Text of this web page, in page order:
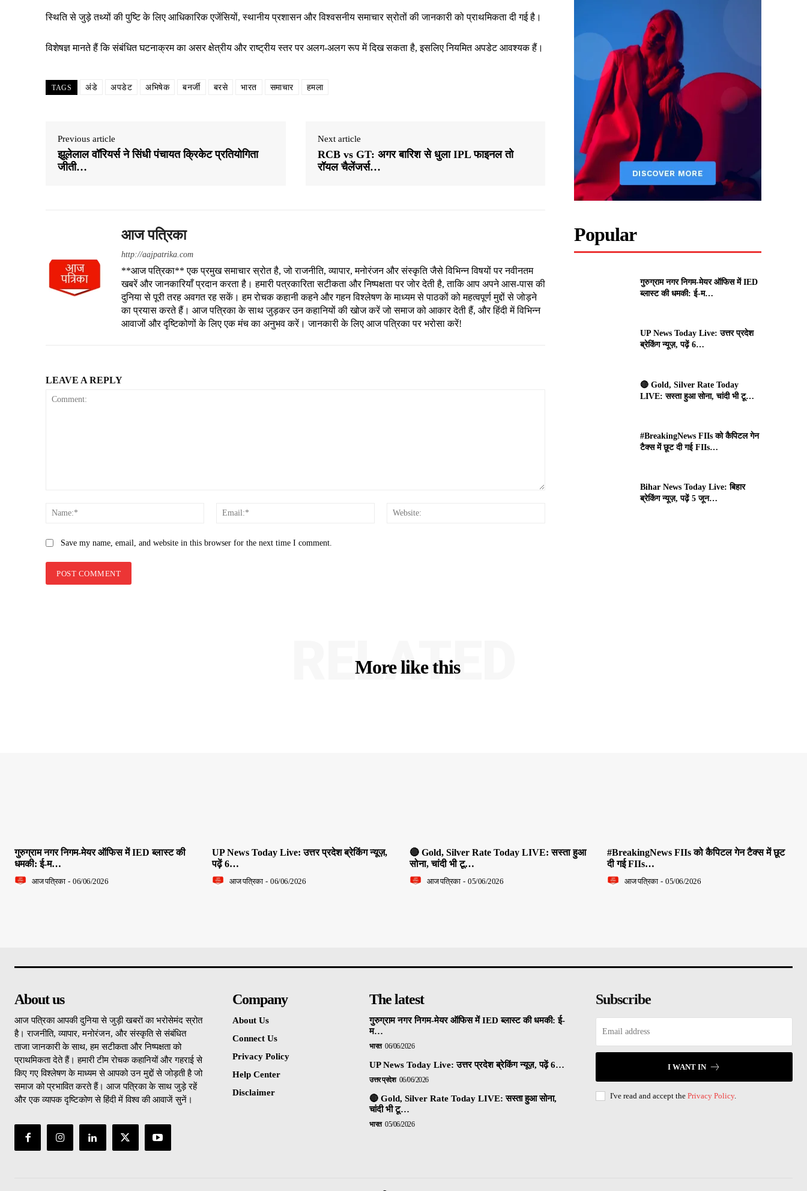
स्थिति से जुड़े तथ्यों की पुष्टि के लिए आधिकारिक एजेंसियों, स्थानीय प्रशासन और विश्वसनीय समाचार स्रोतों की जानकारी को प्राथमिकता दी गई है।
विशेषज्ञ मानते हैं कि संबंधित घटनाक्रम का असर क्षेत्रीय और राष्ट्रीय स्तर पर अलग-अलग रूप में दिख सकता है, इसलिए नियमित अपडेट आवश्यक हैं।
TAGS अंडे अपडेट अभिषेक बनर्जी बरसे भारत समाचार हमला
Previous article
झूलेलाल वॉरियर्स ने सिंधी पंचायत क्रिकेट प्रतियोगिता
जीती…
Next article
RCB vs GT: अगर बार‍िश से धुला IPL फाइनल तो
रॉयल चैलेंजर्स…
आज पत्रिका
http://aajpatrika.com
**आज पत्रिका** एक प्रमुख समाचार स्रोत है, जो राजनीति, व्यापार, मनोरंजन और संस्कृति जैसे विभिन्न विषयों पर नवीनतम
खबरें और जानकारियाँ प्रदान करता है। हमारी पत्रकारिता सटीकता और निष्पक्षता पर जोर देती है, ताकि आप अपने आस-पास की
दुनिया से पूरी तरह अवगत रह सकें। हम रोचक कहानी कहने और गहन विश्लेषण के माध्यम से पाठकों को महत्वपूर्ण मुद्दों से जोड़ने
का प्रयास करते हैं। आज पत्रिका के साथ जुड़कर उन कहानियों की खोज करें जो समाज को आकार देती हैं, और हिंदी में विभिन्न
आवाजों और दृष्टिकोणों के लिए एक मंच का अनुभव करें। जानकारी के लिए आज पत्रिका पर भरोसा करें!
LEAVE A REPLY
Name:*
Email:*
Save my name, email, and website in this browser for the next time I comment.
Popular
गुरुग्राम नगर निगम-मेयर ऑफिस में IED
ब्लास्ट की धमकी: ई-म…
UP News Today Live: उत्तर प्रदेश
ब्रेकिंग न्यूज़, पढ़ें 6…
🔴 Gold, Silver Rate Today
LIVE: सस्ता हुआ सोना, चांदी भी टू…
#BreakingNews FIIs को कैपिटल गेन
टैक्स में छूट दी गई FIIs…
Bihar News Today Live: बिहार
ब्रेकिंग न्यूज़, पढ़ें 5 जून…
More like this
RELATED
गुरुग्राम नगर निगम-मेयर ऑफिस में IED ब्लास्ट की
धमकी: ई-म…
आज पत्रिका - 06/06/2026
UP News Today Live: उत्तर प्रदेश ब्रेकिंग न्यूज़,
पढ़ें 6…
आज पत्रिका - 06/06/2026
🔴 Gold, Silver Rate Today LIVE: सस्ता हुआ
सोना, चांदी भी टू…
आज पत्रिका - 05/06/2026
#BreakingNews FIIs को कैपिटल गेन टैक्स में छूट
दी गई FIIs…
आज पत्रिका - 05/06/2026
About us
आज पत्रिका आपकी दुनिया से जुड़ी खबरों का भरोसेमंद स्रोत
है। राजनीति, व्यापार, मनोरंजन, और संस्कृति से संबंधित
ताजा जानकारी के साथ, हम सटीकता और निष्पक्षता को
प्राथमिकता देते हैं। हमारी टीम रोचक कहानियों और गहराई से
किए गए विश्लेषण के माध्यम से आपको उन मुद्दों से जोड़ती है जो
समाज को प्रभावित करते हैं। आज पत्रिका के साथ जुड़े रहें
और एक व्यापक दृष्टिकोण से हिंदी में विश्व की आवाजें सुनें।
Company
About Us
Connect Us
Privacy Policy
Help Center
Disclaimer
The latest
गुरुग्राम नगर निगम-मेयर ऑफिस में IED ब्लास्ट की धमकी: ई-
म…
भारत 06/06/2026
UP News Today Live: उत्तर प्रदेश ब्रेकिंग न्यूज़, पढ़ें 6…
उत्तर प्रदेश 06/06/2026
🔴 Gold, Silver Rate Today LIVE: सस्ता हुआ सोना,
चांदी भी टू…
भारत 05/06/2026
Subscribe
I WANT IN
I've read and accept the Privacy Policy.